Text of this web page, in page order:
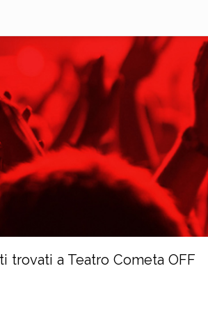
trovati a Teatro Cometa OFF